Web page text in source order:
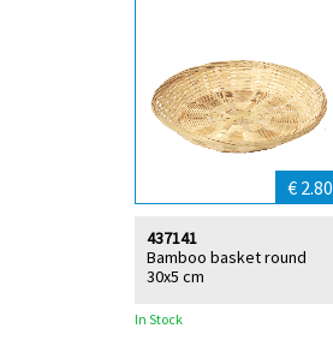
€ 2.80
Bamboo basket round
30x5 cm
437141
In Stock